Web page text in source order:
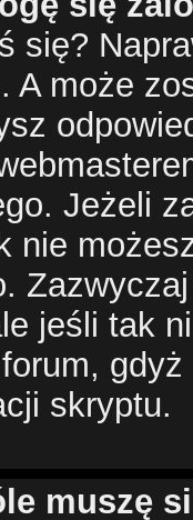
się?
A może
Jeżeli
nie
jeśli tak
skryptu.
muszę